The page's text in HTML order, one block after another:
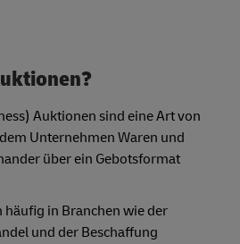
Auktionen sind eine Art von
Unternehmen Waren und
über ein Gebotsformat
in Branchen wie der
und der Beschaffung